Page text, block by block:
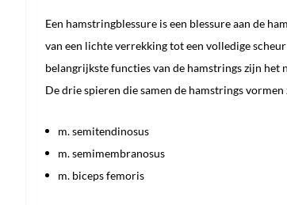
Een hamstringblessure is een blessure aan de
van een lichte verrekking tot een volledige
belangrijkste functies van de hamstrings zijn het
De drie spieren die samen de hamstrings vormen
m. semitendinosus
m. semimembranosus
m. biceps femoris